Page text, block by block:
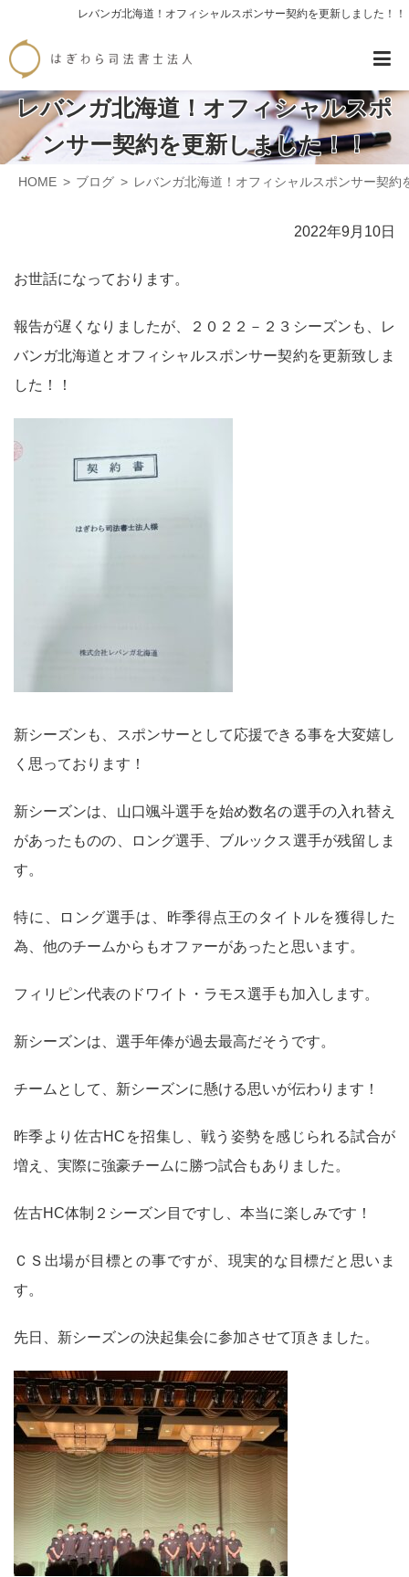
レバンガ北海道！オフィシャルスポンサー契約を更新しました！！
レバンガ北海道！オフィシャルスポ
ンサー契約を更新しました！！
HOME ブログ レバンガ北海道！オフィシャルスポンサー契約
2022年9月10日
お世話になっております。
報告が遅くなりましたが、２０２２－２３シーズンも、レ
バンガ北海道とオフィシャルスポンサー契約を更新致しま
した！！
新シーズンも、スポンサーとして応援できる事を大変嬉し
く思っております！
新シーズンは、山口颯斗選手を始め数名の選手の入れ替え
があったものの、ロング選手、ブルックス選手が残留しま
す。
特に、ロング選手は、昨季得点王のタイトルを獲得した
為、他のチームからもオファーがあったと思います。
フィリピン代表のドワイト・ラモス選手も加入します。
新シーズンは、選手年俸が過去最高だそうです。
チームとして、新シーズンに懸ける思いが伝わります！
昨季より佐古HCを招集し、戦う姿勢を感じられる試合が
増え、実際に強豪チームに勝つ試合もありました。
佐古HC体制２シーズン目ですし、本当に楽しみです！
ＣＳ出場が目標との事ですが、現実的な目標だと思いま
す。
先日、新シーズンの決起集会に参加させて頂きました。